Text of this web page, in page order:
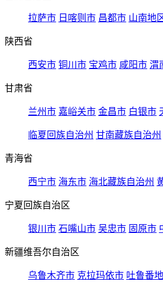
拉萨市 日喀则市 昌都市 山南地
陕西省
西安市 铜川市 宝鸡市 咸阳市 渭
甘肃省
兰州市 嘉峪关市 金昌市 白银市
临夏回族自治州 甘南藏族自治州
青海省
西宁市 海东市 海北藏族自治州
宁夏回族自治区
银川市 石嘴山市 吴忠市 固原市
新疆维吾尔自治区
乌鲁木齐市 克拉玛依市 吐鲁番